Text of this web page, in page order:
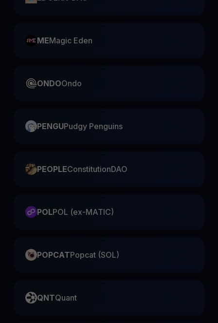
MEMagic Eden
ONDOOndo
PENGUPudgy Penguins
PEOPLEConstitutionDAO
POLPOL (ex-MATIC)
POPCATPopcat (SOL)
QNTQuant